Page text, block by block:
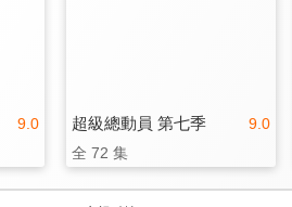
9.0 9.0
超級總動員 第七季
全 72 集